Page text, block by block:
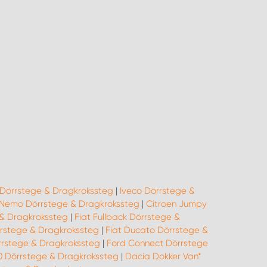
& Dragkrokssteg | Iveco Dörrstege &
Dörrstege & Dragkrokssteg | Citroen Jumpy
Dragkrokssteg | Fiat Fullback Dörrstege &
& Dragkrokssteg | Fiat Ducato Dörrstege &
& Dragkrokssteg | Ford Connect Dörrstege
Dörrstege & Dragkrokssteg | Dacia Dokker Van*